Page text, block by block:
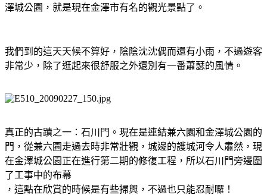
澤城公園，就是現在金澤市有名的觀光景點了。
我們到的這天天候不算好，陰陰沈沈偶而還有小雨，不過遊客
非常少，除了逛起來很舒服之外還別有一番蕭瑟的風情。
真正的古蹟之一：石川門。現在是連結兼六園和金澤城公園的
門，從兼六園走過去時非常壯觀，城邊的護城河令人肅然，現
在金澤城公園正在進行第二期的修復工程，所以石川門旁邊圍
了工事中的布幕
，這點在欣賞的時候是有些掃興，不過也只能忍耐囉！